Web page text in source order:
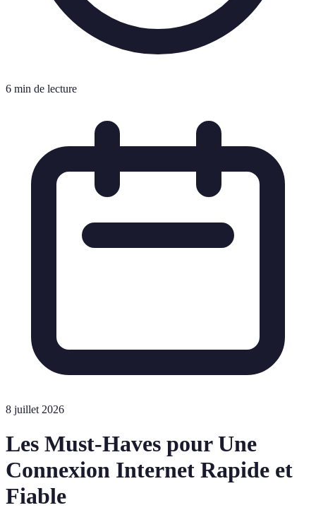
6 min de lecture
8 juillet 2026
Les Must-Haves pour Une
Connexion Internet Rapide et
Fiable